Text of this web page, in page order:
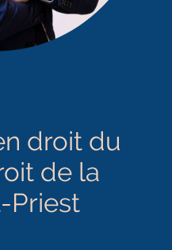
droit du
de la
Priest